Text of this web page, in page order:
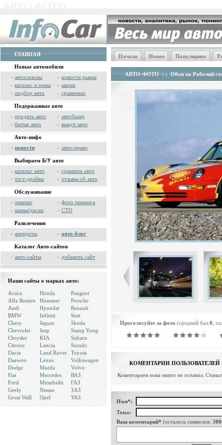
ГЛАВНАЯ
Новые автомобили
» автосалоны » новости рынка
» каталог и цены » акции
» подбор авто » сравнение
Подержанные авто
» продать авто » автобазар
» битые авто » выкуп авто
Авто-инфо
» новости » авто-право
Выбираем Б/У авто
» каталог авто » сравнить авто
» тест-драйвы » отзывы об авто
Обслуживание
» тюнинг » фото тюнинга
» шины/диски » СТО
Развлечения
» анекдоты » авто-блог
Каталог Авто-сайтов
» авто-сайты » добавить сайт
Наши сайты о марках авто:
Acura
Alfa Romeo
Audi
BMW
Chery
Chevrolet
Chrysler
Citroen
Dacia
Daewoo
Dodge
Fiat
Ford
Geely
Great Wall
Honda
Hummer
Hyundai
Infiniti
Jaguar
Jeep
KIA
Lancia
Land Rover
Lexus
Mazda
Mercedes
Mitsubishi
Nissan
Opel
Peugeot
Porsche
Renault
Seat
Skoda
Ssang Yong
Subaru
Suzuki
Toyota
Volkswagen
Volvo
ВАЗ
ГАЗ
ЗАЗ
УАЗ
Начало Новое Популярное
АВТО-ФОТО : : Обои на Рабочий
Проголосуйте за фото (средний бал 0 ,
КОМЕНТАРИИ ПОЛЬЗОВАТЕЛЕЙ
Коментариев пока никто не оставил.
Имя*:
Тема:
Ваш коментарий* (осталось символов: